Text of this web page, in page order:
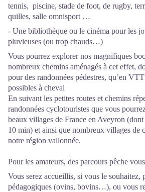
tennis, piscine, stade de foot, de rugby,
quilles, salle omnisport …
- Une bibliothèque ou le cinéma pour les
pluvieuses (ou trop chauds…)
Vous pourrez explorer nos magnifiques
nombreux chemins aménagés à cet effet,
pour des randonnées pédestres, qu’en
possibles à
En suivant les petites routes et chemins
randonnées cyclotouristes que vous
beaux villages de France en Aveyron (dont
10 min) et ainsi que nombreux villages de
notre région vallonnée.
Pour les amateurs, des parcours pêche
Vous serez accueillis, si vous le souhaitez,
pédagogiques (ovins, bovins…), ou vous